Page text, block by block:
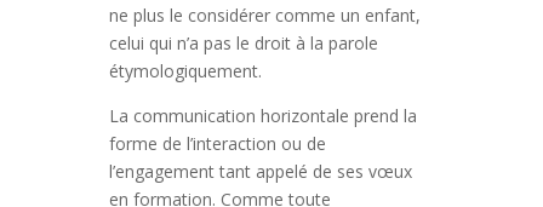
ne plus le considérer comme un enfant,
celui qui n’a pas le droit à la parole
étymologiquement.
La communication horizontale prend la
forme de l’interaction ou de
l’engagement tant appelé de ses vœux
en formation. Comme toute